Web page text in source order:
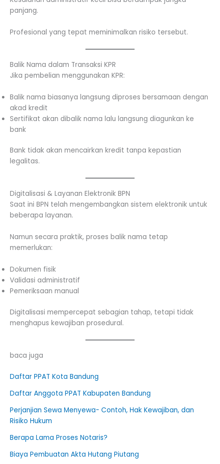
panjang.
Profesional yang tepat meminimalkan risiko tersebut.
Balik Nama dalam Transaksi KPR
Jika pembelian menggunakan KPR:
Balik nama biasanya langsung diproses bersamaan dengan
akad kredit
Sertifikat akan dibalik nama lalu langsung diagunkan ke
bank
Bank tidak akan mencairkan kredit tanpa kepastian
legalitas.
Digitalisasi & Layanan Elektronik BPN
Saat ini BPN telah mengembangkan sistem elektronik untuk
beberapa layanan.
Namun secara praktik, proses balik nama tetap
memerlukan:
Dokumen fisik
Validasi administratif
Pemeriksaan manual
Digitalisasi mempercepat sebagian tahap, tetapi tidak
menghapus kewajiban prosedural.
baca juga
Daftar PPAT Kota Bandung
Daftar Anggota PPAT Kabupaten Bandung
Perjanjian Sewa Menyewa- Contoh, Hak Kewajiban, dan
Risiko Hukum
Berapa Lama Proses Notaris?
Biaya Pembuatan Akta Hutang Piutang